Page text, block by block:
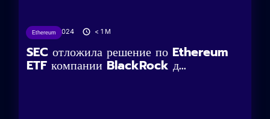
Ethereum
25/01/2024 < 1 M
SEC отложила решение по Ethereum
ETF компании BlackRock д...